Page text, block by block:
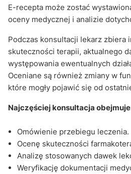
E-recepta może zostać
oceny medycznej i analizie
Podczas konsultacji lekarz zbiera
skuteczności terapii, aktualnego
występowania ewentualnych
Oceniane są również zmiany w
które mogły pojawić się od
Najczęściej konsultacja
Omówienie przebiegu leczenia.
Ocenę skuteczności
Analizę stosowanych dawek
Weryfikację dokumentacji